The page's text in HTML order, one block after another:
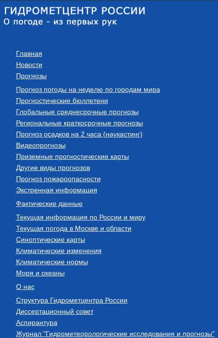
Главная
Новости
Прогнозы
Прогноз погоды на неделю по городам мира
Прогностические бюллетени
Глобальные среднесрочные прогнозы
Региональные краткосрочные прогнозы
Прогноз осадков на 2 часа (наукастинг)
Видеопрогнозы
Приземные прогностические карты
Другие виды прогнозов
Прогноз пожароопасности
Экстренная информация
Фактические данные
Текущая информация по России и миру
Текущая погода в Москве и области
Синоптические карты
Климатические изменения
Климатические нормы
Моря и океаны
О нас
Структура Гидрометцентра России
Диссертационный совет
Аспирантура
Журнал "Гидрометеорологические исследования и прогнозы"